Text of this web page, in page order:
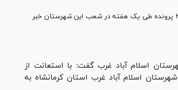
سرپرست شورا‌های حل اختلاف شهرستان اسلام آباد غرب از سازش ۲۶ پرونده طی یک هفته در شعب این شهرستان خبر
اسلام آباد غرب گفت: با استعانت از
اختلاف شهرستان اسلام آباد غرب استان کرمانشاه به